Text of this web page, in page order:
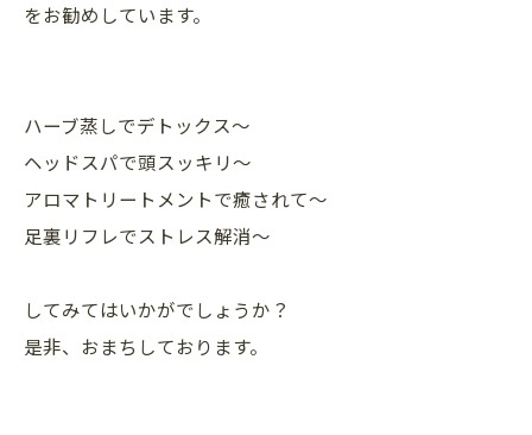
をお勧めしています。
ハーブ蒸しでデトックス〜
ヘッドスパで頭スッキリ〜
アロマトリートメントで癒されて〜
足裏リフレでストレス解消〜
してみてはいかがでしょうか？
是非、おまちしております。